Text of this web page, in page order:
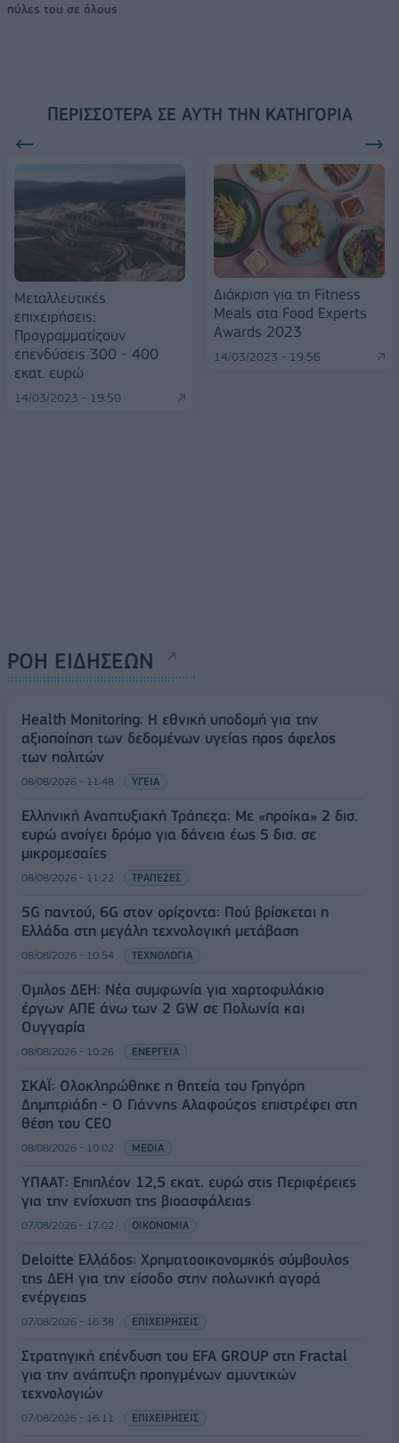
πύλες του σε όλους
ΠΕΡΙΣΣΌΤΕΡΑ ΣΕ ΑΥΤΉ ΤΗΝ ΚΑΤΗΓΟΡΊΑ
Μεταλλευτικές
επιχειρήσεις:
Προγραμματίζουν
επενδύσεις 300 - 400
εκατ. ευρώ
14/03/2023 - 19:50
Διάκριση για τη Fitness
Meals στα Food Experts
Awards 2023
14/03/2023 - 19:56
ΡΟΗ ΕΙΔΗΣΕΩΝ
Health Monitoring: Η εθνική υποδομή για την
αξιοποίηση των δεδομένων υγείας προς όφελος
των πολιτών
08/08/2026 - 11:48 ΥΓΕΙΑ
Ελληνική Αναπτυξιακή Τράπεζα: Με «προίκα» 2 δισ.
ευρώ ανοίγει δρόμο για δάνεια έως 5 δισ. σε
μικρομεσαίες
08/08/2026 - 11:22 ΤΡΑΠΕΖΕΣ
5G παντού, 6G στον ορίζοντα: Πού βρίσκεται η
Ελλάδα στη μεγάλη τεχνολογική μετάβαση
08/08/2026 - 10:54 ΤΕΧΝΟΛΟΓΙΑ
Όμιλος ΔΕΗ: Νέα συμφωνία για χαρτοφυλάκιο
έργων ΑΠΕ άνω των 2 GW σε Πολωνία και
Ουγγαρία
08/08/2026 - 10:26 ΕΝΕΡΓΕΙΑ
ΣΚΑΪ: Ολοκληρώθηκε η θητεία του Γρηγόρη
Δημητριάδη - Ο Γιάννης Αλαφούζος επιστρέφει στη
θέση του CEO
08/08/2026 - 10:02 MEDIA
ΥΠΑΑΤ: Επιπλέον 12,5 εκατ. ευρώ στις Περιφέρειες
για την ενίσχυση της βιοασφάλειας
07/08/2026 - 17:02 ΟΙΚΟΝΟΜΙΑ
Deloitte Ελλάδος: Χρηματοοικονομικός σύμβουλος
της ΔΕΗ για την είσοδο στην πολωνική αγορά
ενέργειας
07/08/2026 - 16:38 ΕΠΙΧΕΙΡΗΣΕΙΣ
Στρατηγική επένδυση του EFA GROUP στη Fractal
για την ανάπτυξη προηγμένων αμυντικών
τεχνολογιών
07/08/2026 - 16:11 ΕΠΙΧΕΙΡΗΣΕΙΣ